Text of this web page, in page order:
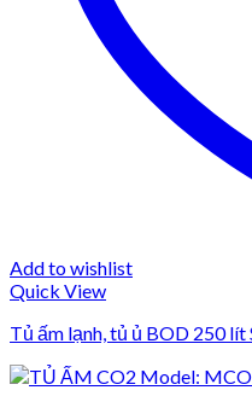
Add to wishlist
Quick View
Tủ ấm lạnh, tủ ủ BOD 250 lít